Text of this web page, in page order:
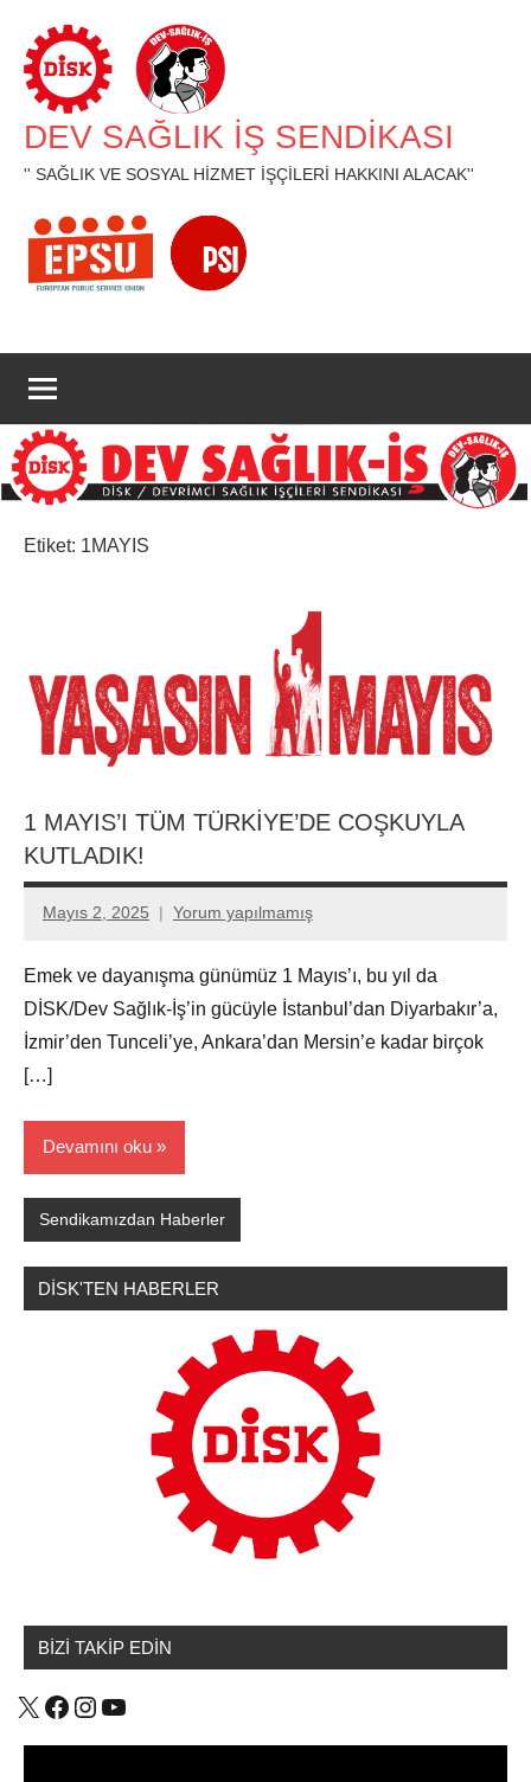
geç
DEV SAĞLIK İŞ SENDİKASI
'' SAĞLIK VE SOSYAL HİZMET İŞÇİLERİ HAKKINI ALACAK''
Etiket: 1MAYIS
1 MAYIS’I TÜM TÜRKİYE’DE COŞKUYLA
KUTLADIK!
Mayıs 2, 2025
Aksu
Yorum yapılmamış
Emek ve dayanışma günümüz 1 Mayıs’ı, bu yıl da
DİSK/Dev Sağlık-İş’in gücüyle İstanbul’dan Diyarbakır’a,
İzmir’den Tunceli’ye, Ankara’dan Mersin’e kadar birçok
[…]
Devamını oku
Sendikamızdan Haberler
DİSK'TEN HABERLER
BİZİ TAKİP EDİN
X Facebook
Instagram
YouTube